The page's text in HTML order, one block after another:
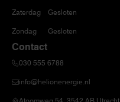
Zaterdag
Zondag
Gesloten
Gesloten
Contact
030 555 6788
info@helionenergie.nl